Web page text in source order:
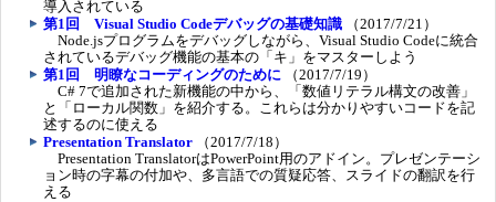
導入されている
第1回 Visual Studio Codeデバッグの基礎知識 （2017/7/21）
Node.jsプログラムをデバッグしながら、Visual Studio Codeに統合
されているデバッグ機能の基本の「キ」をマスターしよう
第1回 明瞭なコーディングのために （2017/7/19）
C# 7で追加された新機能の中から、「数値リテラル構文の改善」
と「ローカル関数」を紹介する。これらは分かりやすいコードを記
述するのに使える
Presentation Translator （2017/7/18）
Presentation TranslatorはPowerPoint用のアドイン。プレゼンテーシ
ョン時の字幕の付加や、多言語での質疑応答、スライドの翻訳を行
える